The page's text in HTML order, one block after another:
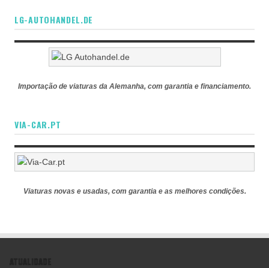
LG-AUTOHANDEL.DE
Importação de viaturas da Alemanha, com garantia e financiamento.
VIA-CAR.PT
Viaturas novas e usadas, com garantia e as melhores condições.
ATUALIDADE